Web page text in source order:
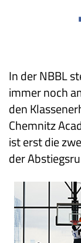
In der NBBL
immer noch
den
Chemnitz
ist erst die
der